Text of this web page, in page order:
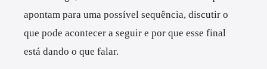
apontam para uma possível sequência, discutir o
que pode acontecer a seguir e por que esse final
está dando o que falar.